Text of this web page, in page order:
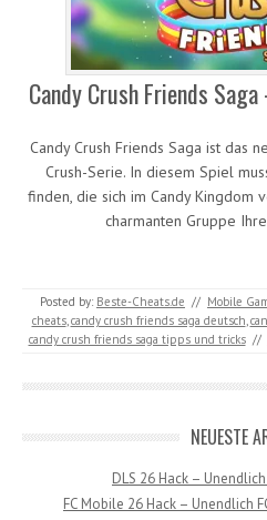
Candy Crush Friends
Candy Crush Friends Saga ist das
Crush-Serie. In diesem Spiel
finden, die sich im Candy Kingdom
charmanten Gruppe
Posted by: Beste-Cheats.de // Mobile
cheats, candy crush friends saga deutsch
candy crush friends saga tipps und tricks //
NEUESTE
DLS 26 Hack –
FC Mobile 26 Hack – Unendlich